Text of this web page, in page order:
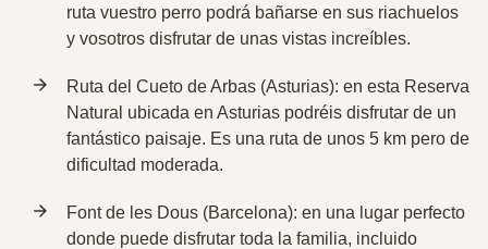
ruta vuestro perro podrá bañarse en sus riachuelos
y vosotros disfrutar de unas vistas increíbles.
Ruta del Cueto de Arbas (Asturias): en esta Reserva
Natural ubicada en Asturias podréis disfrutar de un
fantástico paisaje. Es una ruta de unos 5 km pero de
dificultad moderada.
Font de les Dous (Barcelona): en una lugar perfecto
donde puede disfrutar toda la familia, incluido